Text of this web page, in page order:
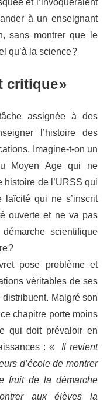
à un enseignant
sans montrer que le
qu’à la science ?
critique »
assignée à des
l’histoire des
Imagine-t-on un
Moyen Age qui ne
histoire de l’URSS qui
laïcité qui ne s’inscrit
ouverte et ne va pas
scientifique
?
pose problème et
véritables de ses
Malgré son
chapitre porte moins
qui doit prévaloir en
: «
Il revient
d’école de montrer
fruit de la démarche
aux élèves la